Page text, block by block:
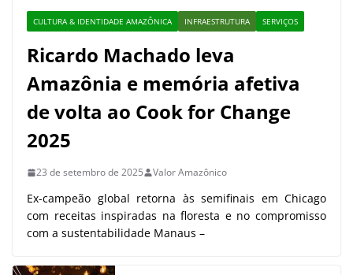
CULTURA & IDENTIDADE AMAZÔNICA INFRAESTRUTURA SERVIÇOS
Ricardo Machado leva
Amazônia e memória afetiva
de volta ao Cook for Change
2025
23 de setembro de 2025 Valor Amazônico
Ex-campeão global retorna às semifinais em Chicago
com receitas inspiradas na floresta e no compromisso
com a sustentabilidade Manaus –